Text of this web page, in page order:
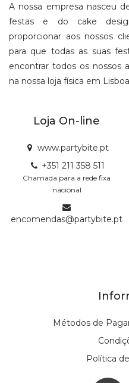
A nossa empresa nasceu
festas e do cake
proporcionar aos nossos
para que todas as suas
encontrar todos os nossos
na nossa loja física em
Loja On-line
www.partybite.pt
+351 211 358 511
Chamada para a rede fixa
nacional
encomendas@partybite.pt
Métodos de
Política